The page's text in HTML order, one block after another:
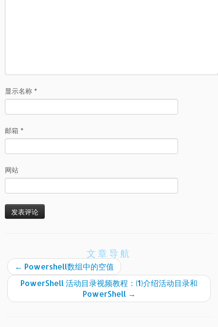
显示名称 *
邮箱 *
网站
文章导航
← Powershell数组中的空值
PowerShell 活动目录视频教程：(1)介绍活动目录和
PowerShell →